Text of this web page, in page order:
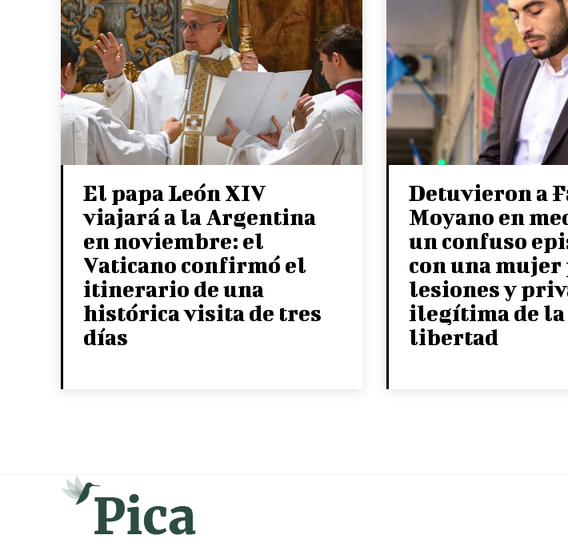
El papa León XIV
viajará a la Argentina
en noviembre: el
Vaticano confirmó el
itinerario de una
histórica visita de tres
días
Detuvieron a
Moyano en
un confuso
con una mujer
lesiones y
ilegítima de la
libertad